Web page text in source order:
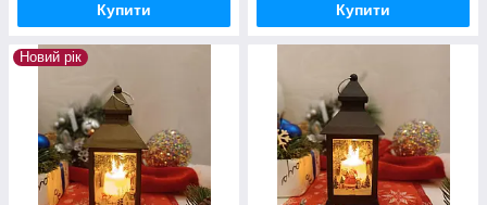
Купити Купити
Новий рік